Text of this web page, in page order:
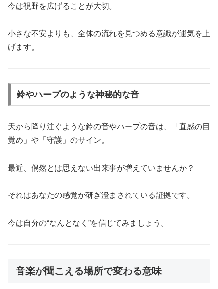
今は視野を広げることが大切。
小さな不安よりも、全体の流れを見つめる意識が運気を上
げます。
鈴やハープのような神秘的な音
天から降り注ぐような鈴の音やハープの音は、「直感の目
覚め」や「守護」のサイン。
最近、偶然とは思えない出来事が増えていませんか？
それはあなたの感覚が研ぎ澄まされている証拠です。
今は自分の“なんとなく”を信じてみましょう。
音楽が聞こえる場所で変わる意味